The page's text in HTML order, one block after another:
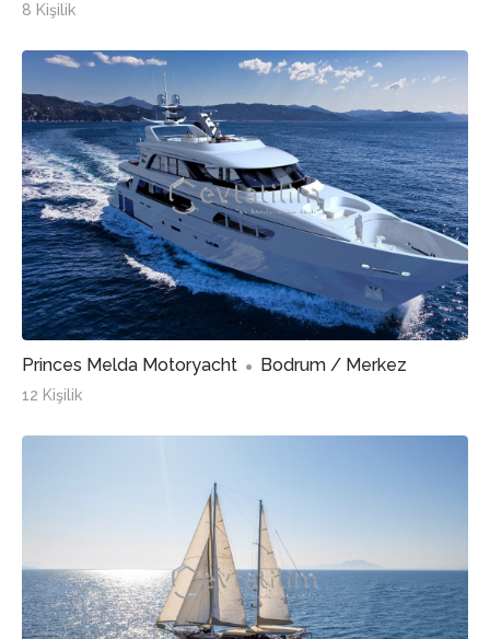
8 Kişilik
Princes Melda Motoryacht Bodrum / Merkez
12 Kişilik